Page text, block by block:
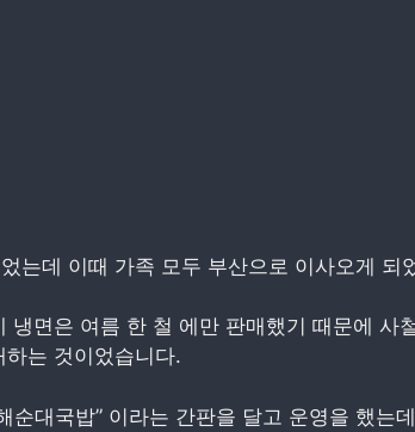
는데 이때 가족 모두 부산으로 이사오게 되
면은 여름 한 철 에만 판매했기 때문에 사
는 것이었습니다.
대국밥” 이라는 간판을 달고 운영을 했는